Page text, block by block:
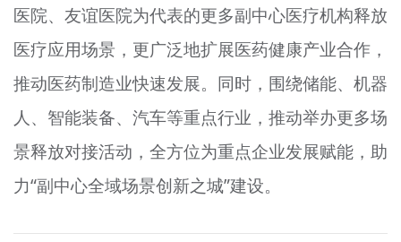
医院、友谊医院为代表的更多副中心医疗机构释放
医疗应用场景，更广泛地扩展医药健康产业合作，
推动医药制造业快速发展。同时，围绕储能、机器
人、智能装备、汽车等重点行业，推动举办更多场
景释放对接活动，全方位为重点企业发展赋能，助
力“副中心全域场景创新之城”建设。